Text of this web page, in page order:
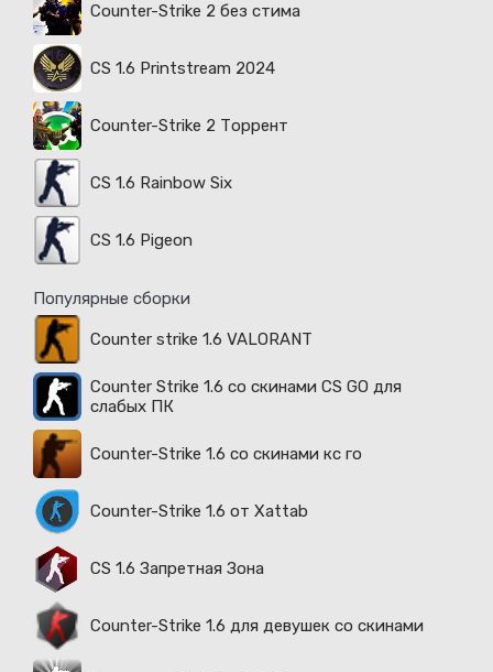
Counter-Strike 2 без стима
CS 1.6 Printstream 2024
Counter-Strike 2 Торрент
CS 1.6 Rainbow Six
CS 1.6 Pigeon
Популярные сборки
Counter strike 1.6 VALORANT
Counter Strike 1.6 со скинами CS GO для
слабых ПК
Counter-Strike 1.6 со скинами кс го
Counter-Strike 1.6 от Xattab
CS 1.6 Запретная Зона
Counter-Strike 1.6 для девушек со скинами